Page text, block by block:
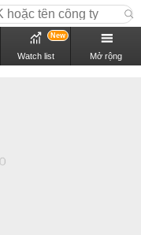
Watch list
New
Mở rộng